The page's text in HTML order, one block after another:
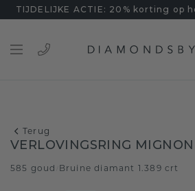
TIJDELIJKE ACTIE: 20% korting op
Terug
VERLOVINGSRING
585 goud Bruine diamant 1.389 crt